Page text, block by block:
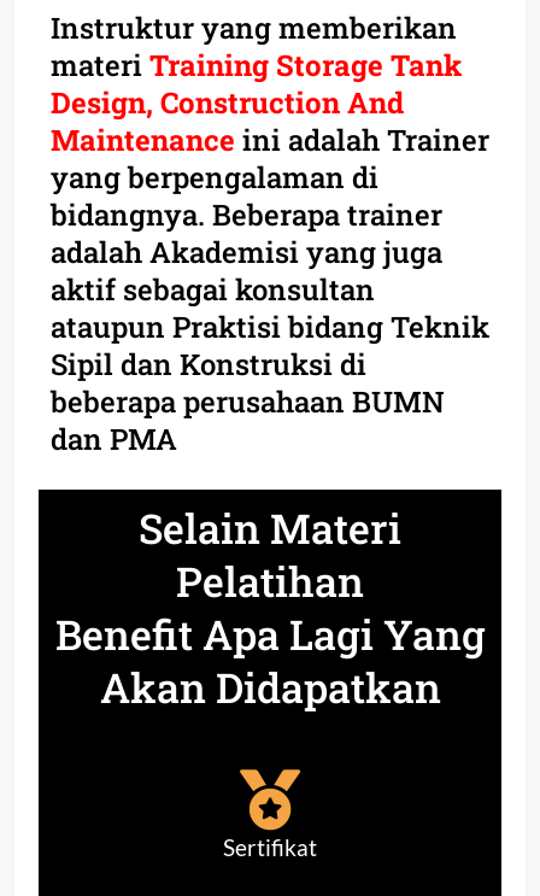
Instruktur yang memberikan
materiTraining Storage Tank
Design, Construction And
Maintenance ini adalah Trainer
yang berpengalaman di
bidangnya. Beberapa trainer
adalah Akademisi yang juga
aktif sebagai konsultan
ataupun Praktisi bidang Teknik
Sipil dan Konstruksi di
beberapa perusahaan BUMN
dan PMA
Selain Materi
Pelatihan
Benefit Apa Lagi Yang
Akan Didapatkan
Sertifikat